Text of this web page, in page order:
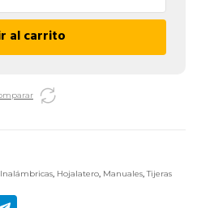
al carrito
, Hojalatero, Manuales,Tijeras